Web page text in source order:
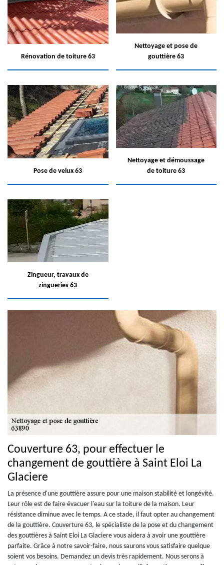
Rénovation de toiture 63
Nettoyage et pose de
gouttière 63
Pose de velux 63
Nettoyage et démoussage
de toiture 63
Zingueur, travaux de
zingueries 63
Couverture 63, pour effectuer le
changement de gouttière à Saint Eloi La
Glaciere
La présence d'une gouttière assure pour une maison stabilité et longévité.
Leur rôle est de faire évacuer l'eau sur la toiture de la maison. Leur
résistance diminue avec le temps. A ce stade, il faut opter au changement
de la gouttière. Couverture 63, le spécialiste de la pose et du changement
des gouttières à Saint Eloi La Glaciere vous aidera à avoir une gouttière
parfaite. Grâce à notre savoir-faire, nous saurons vous satisfaire quelque
soient vos besoins. Demandez un devis très rapidement. Nous serons à